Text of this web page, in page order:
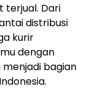
terjual. Dari
distribusi
kurir
dengan
bagian